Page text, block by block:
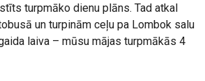
turpmāko dienu plāns. Tad atkal
un turpinām ceļu pa Lombok salu
laiva – mūsu mājas turpmākās 4